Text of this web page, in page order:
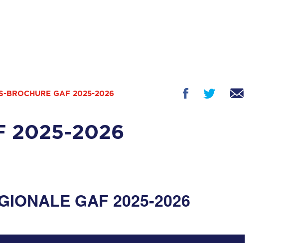
BROCHURE GAF 2025-2026
2025-2026
GAF 2025-2026